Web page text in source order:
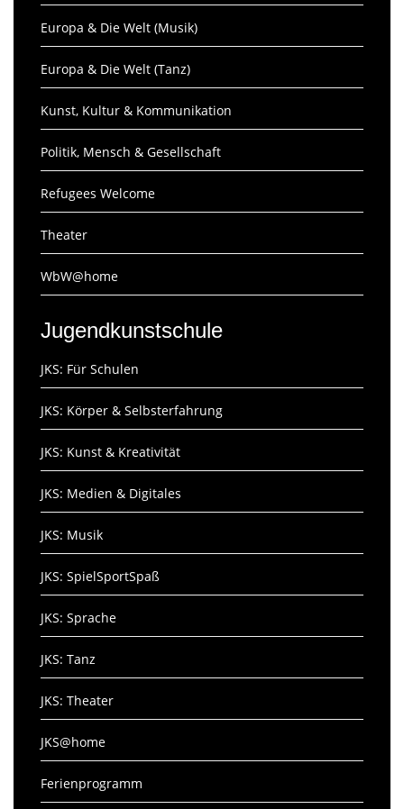
Europa & Die Welt (Musik)
Europa & Die Welt (Tanz)
Kunst, Kultur & Kommunikation
Politik, Mensch & Gesellschaft
Refugees Welcome
Theater
WbW@home
Jugendkunstschule
JKS: Für Schulen
JKS: Körper & Selbsterfahrung
JKS: Kunst & Kreativität
JKS: Medien & Digitales
JKS: Musik
JKS: SpielSportSpaß
JKS: Sprache
JKS: Tanz
JKS: Theater
JKS@home
Ferienprogramm